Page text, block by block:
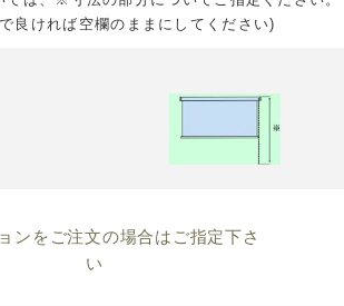
良ければ空欄のままにしてください)
ンをご注文の場合はご指定下さ
い